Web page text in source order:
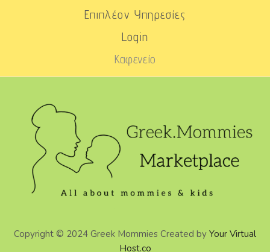
Επιπλέον Υπηρεσίες
Login
Καφενείο
Copyright © 2024 Greek Mommies Created by Your Virtual
Host.co